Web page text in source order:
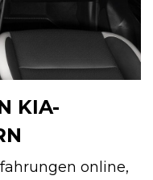
KIA-
online,